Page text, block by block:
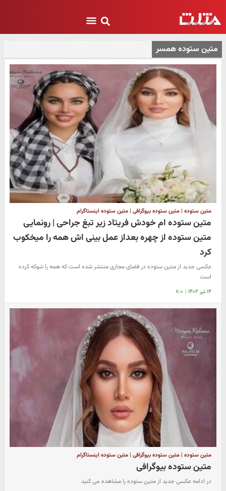
متین ستوده همسر
متین ستوده | متین ستوده بیوگرافی | متین ستوده اینستاگرام
متین ستوده ام خودش فریتاد زیر تبغ جراحی | رونمایی
متین ستوده از چهره بعداز عمل بینی اش همه را میخکوب
کرد
عکسی جدید از متین ستوده در فضای مجازی منتشر شده است که همه را شوکه کرده
است
۱۴ تیر ۱۴۰۲ | ۸:۰
متین ستوده | متین ستوده بیوگرافی | متین ستوده اینستاگرام
متین ستوده بیوگرافی
در ادامه عکسی جدید از متین ستوده را مشاهده می کنید